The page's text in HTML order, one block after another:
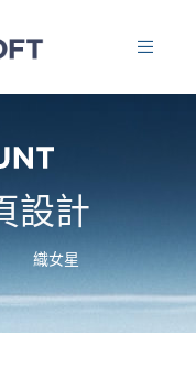
設計
織女星